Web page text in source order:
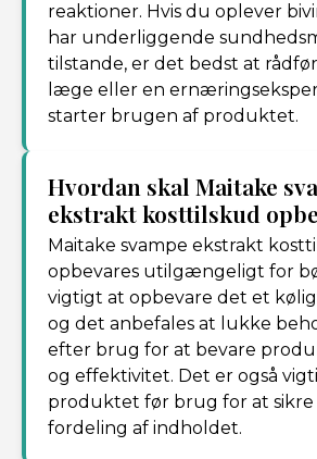
reaktioner. Hvis du oplever
har underliggende
tilstande, er det bedst at
læge eller en
starter brugen af produktet.
Hvordan skal Maitake
ekstrakt kosttilskud
Maitake svampe ekstrakt
opbevares utilgængeligt for
vigtigt at opbevare det et
og det anbefales at lukke
efter brug for at bevare
og effektivitet. Det er også
produktet før brug for at
fordeling af indholdet.